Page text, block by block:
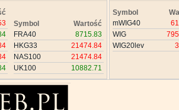
Symbol
Wartość
FRA40
8715.83
HKG33
21474.84
NAS100
21474.84
UK100
10882.71
Symbol
mWIG40
WIG
WIG20lev